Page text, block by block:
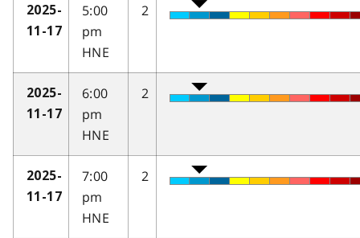
2025-
11-17
5:00
pm
HNE
2
2025-
11-17
6:00
pm
HNE
2
2025-
11-17
7:00
pm
HNE
2